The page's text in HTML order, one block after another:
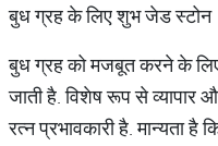
बुध ग्रह के लिए शुभ जेड स्टोन
बुध ग्रह को मजबूत करने के
जाती है. विशेष रूप से व्यापार
रत्न प्रभावकारी है. मान्यता है